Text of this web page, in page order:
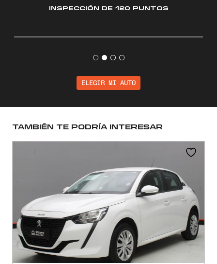
INSPECCIÓN DE 120 PUNTOS
ELEGIR MI AUTO
TAMBIÉN TE PODRÍA INTERESAR